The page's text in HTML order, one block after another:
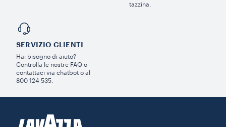
tazzina.
SERVIZIO CLIENTI​
Hai bisogno di aiuto?​
Controlla le nostre FAQ o
contattaci via chatbot o al
800 124 535.